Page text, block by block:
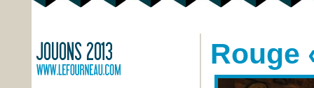
Rouge